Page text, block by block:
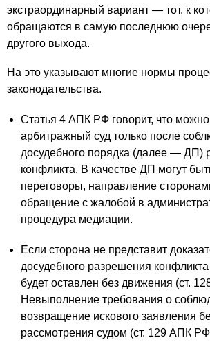
экстраординарный вариант — тот, к
обращаются в самую последнюю
другого выхода.
На это указывают многие нормы
законодательства.
Статья 4 АПК РФ говорит, что можно
арбитражный суд только после
досудебного порядка (далее — ДП)
конфликта. В качестве ДП могут
переговоры, направление
обращение с жалобой в
процедура медиации.
Если сторона не представит
досудебного разрешения
будет оставлен без движения (ст.
Невыполнение требования о
возвращение искового заявления
рассмотрения судом (ст. 129 АПК